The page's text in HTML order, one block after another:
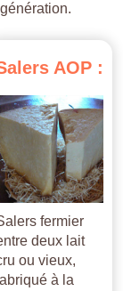
AOP :
fermier
deux lait
ou vieux,
à la